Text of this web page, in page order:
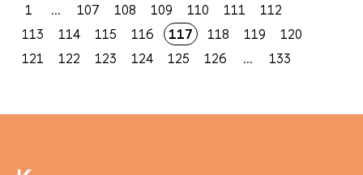
1 ... 107 108 109 110 111
112
113
114 115 116 117 118 119
120
121
122 123 124 125 126 ... 133